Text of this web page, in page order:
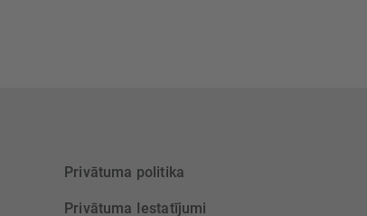
Privātuma politika
Privātuma Iestatījumi